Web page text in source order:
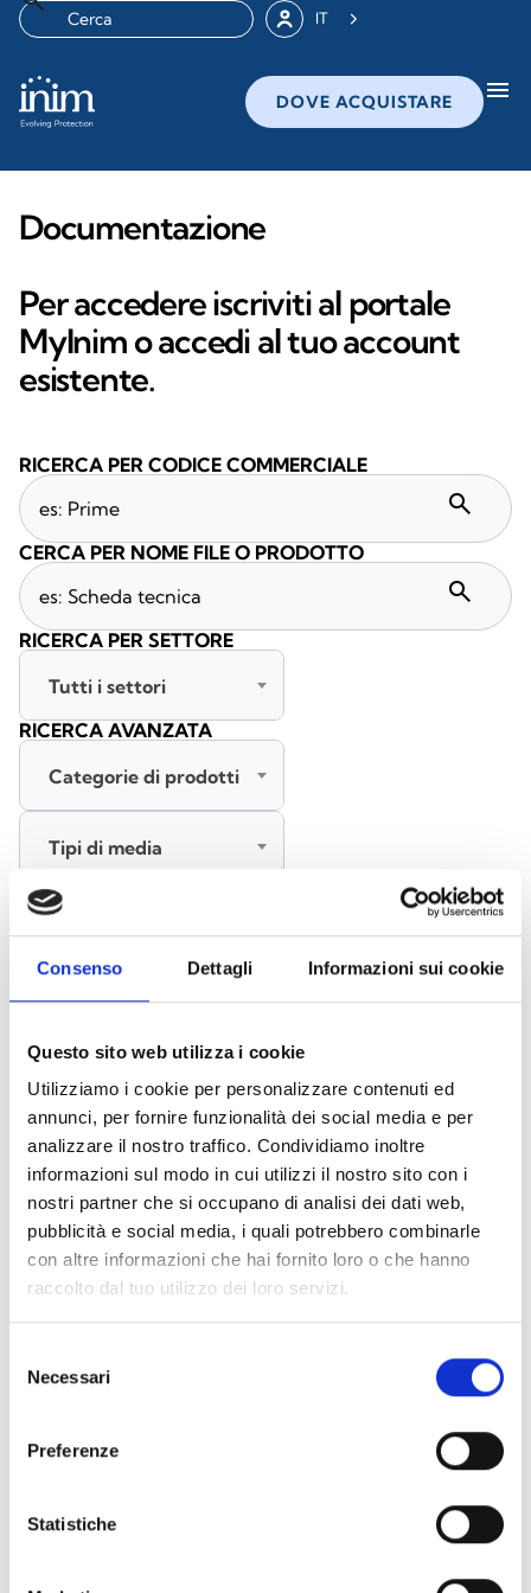
Consenso Dettagli Informazioni sui cookie
Questo sito web utilizza i cookie
Utilizziamo i cookie per personalizzare contenuti ed
annunci, per fornire funzionalità dei social media e per
analizzare il nostro traffico. Condividiamo inoltre
informazioni sul modo in cui utilizzi il nostro sito con i
nostri partner che si occupano di analisi dei dati web,
pubblicità e social media, i quali potrebbero combinarle
con altre informazioni che hai fornito loro o che hanno
raccolto dal tuo utilizzo dei loro servizi.
delNecessari
Preferenze
Statistiche
IT
DOVE ACQUISTARE menu
Documentazione
Per accedere iscriviti al portale
MyInim o accedi al tuo account
esistente.
Accessori Basi EB00 - Materiali(47)
Accessori per test dei rivelatori - Materiali
Accessori rivelatori Enea
Accessori Senseware
Accessori Serie Industrial
Air2-Aria/W
Documenti
Seleziona tutti
Accedi, prima di scaricare i contenuti con icona
lock
RICERCA PER CODICE COMMERCIALE
search
CERCA PER NOME FILE O PRODOTTO
search
RICERCA PER SETTORE
Tutti i settori
RICERCA AVANZATA
Categorie di prodotti
Tipi di media
Tutte le lingue
CERCA